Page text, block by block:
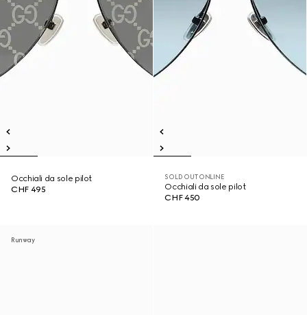
Occhiali da sole pilot
CHF 495
SOLD OUT ONLINE
Occhiali da sole pilot
CHF 450
Runway